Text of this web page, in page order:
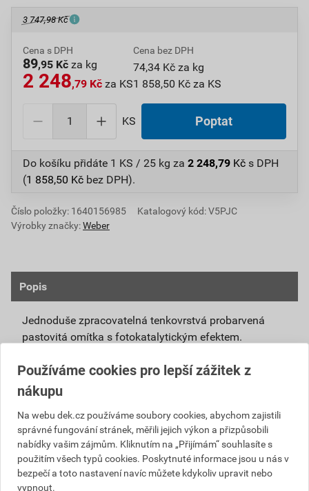
3 747,98 Kč
Cena s DPH
89,95 Kč za kg
2 248,79 Kč za KS
Cena bez DPH
74,34 Kč za kg
1 858,50 Kč za KS
KS Poptat
Do košíku přidáte 1 KS / 25 kg za 2 248,79 Kč s DPH
(1 858,50 Kč bez DPH).
Číslo položky: 1640156985
Katalogový kód: V5PJC
Výrobky značky:Weber
Popis
Jednoduše zpracovatelná tenkovrstvá probarvená
pastovitá omítka s fotokatalytickým efektem.
Připravená k přímému použití se systémovou
penetrací weberpas podklad UNI nebo weberpas
podklad S.
Díky modifikovanému silikátovému pojivu má
omítka weberpas extraClean active vlastnosti
blízké silikátové omítce, není však tak citlivá na
klimatické podmínky při zpracování a zrání.
Unikátní receptura omítky weberpas extraClean
Používáme cookies pro lepší zážitek z
nákupu
Na webu dek.cz používáme soubory cookies, abychom zajistili
správné fungování stránek, měřili jejich výkon a přizpůsobili
nabídky vašim zájmům. Kliknutím na „Přijímám“ souhlasíte s
použitím všech typů cookies. Poskytnuté informace jsou u nás v
bezpečí a toto nastavení navíc můžete kdykoliv upravit nebo
vypnout.